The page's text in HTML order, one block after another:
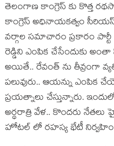
తెలంగాణ కాంగ్రెస్ కు కొత్త
కాంగ్రెస్ అధినాయకత్వం
వర్గాల సమాచారం ప్రకారం
రెడ్డిని ఎంపిక చేసేందుకు అంతా
అయితే.. రేవంత్ ను తీవ్రంగా
పలువురు.. ఆయన్ను ఎంపిక
ప్రయత్నాలు చేస్తున్నారు.
అర్థరాత్రి వేళ.. కొందరు
హోటల్ లో రహస్య భేటీ